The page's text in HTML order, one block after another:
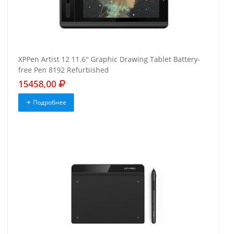
XPPen Artist 12 11.6'' Graphic Drawing Tablet Battery-
free Pen 8192 Refurbished
15458,00
Подробнее